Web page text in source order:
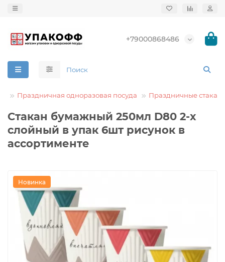
+79000868486
Праздничная одноразовая посуда Праздничные
Стакан бумажный 250мл D80 2-х
слойный в упак 6шт рисунок в
ассортименте
Новинка